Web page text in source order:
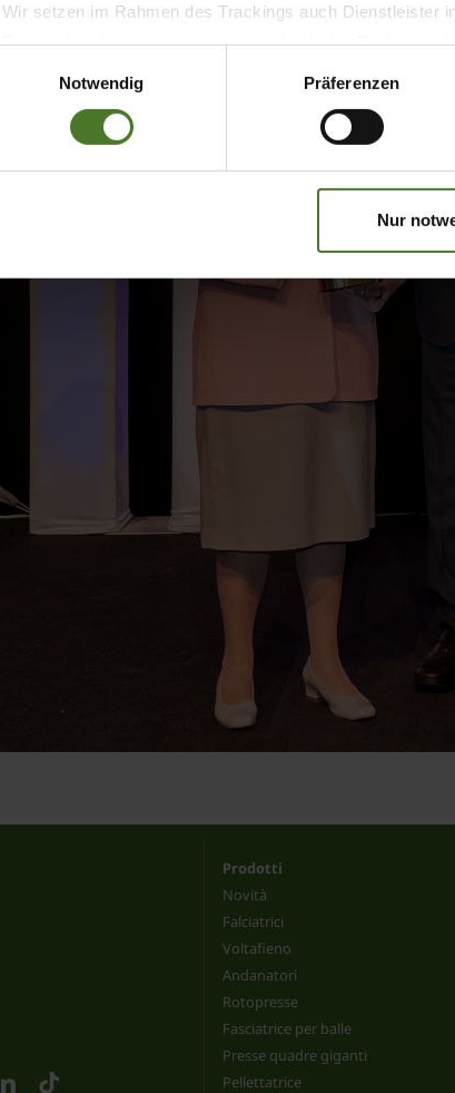
Wir setzen im Rahmen des Trackings auch Dienstleister
Datenschutzbestimmungen ein, wodurch das Risiko von
Daten bestehen kann.
Impressum
Notwendig
Präferenzen
Nur
Prodotti
Novità
Falciatrici
Voltafieno
Andanatori
Rotopresse
Fasciatrice per balle
Presse quadre giganti
Pellettatrice